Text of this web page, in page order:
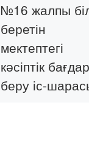
№16 жалпы
беретін
мектептегі
кәсіптік бағдар
беру іс-